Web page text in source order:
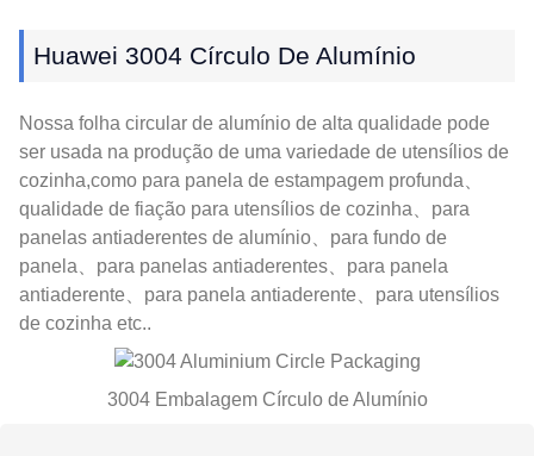
Huawei 3004 Círculo De Alumínio
Nossa folha circular de alumínio de alta qualidade pode
ser usada na produção de uma variedade de utensílios de
cozinha,como para panela de estampagem profunda、
qualidade de fiação para utensílios de cozinha、para
panelas antiaderentes de alumínio、para fundo de
panela、para panelas antiaderentes、para panela
antiaderente、para panela antiaderente、para utensílios
de cozinha etc..
3004 Embalagem Círculo de Alumínio